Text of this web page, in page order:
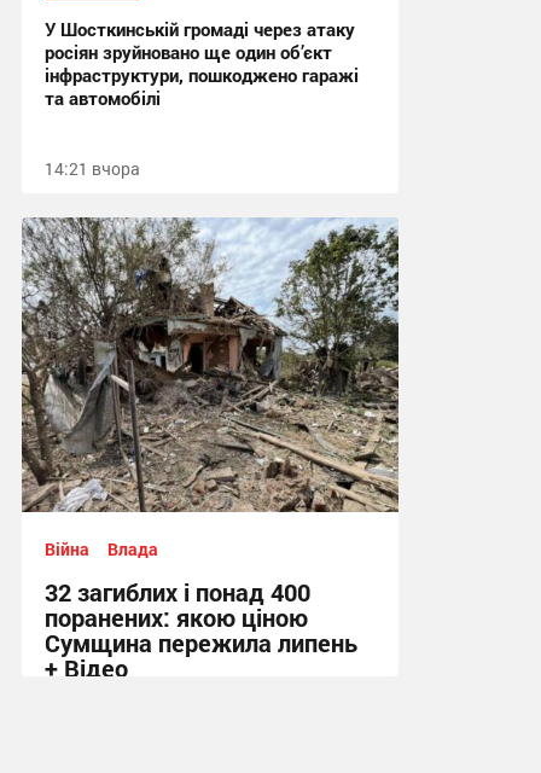
У Шосткинській громаді через атаку
росіян зруйновано ще один об’єкт
інфраструктури, пошкоджено гаражі
та автомобілі
14:21 вчора
Війна Влада
32 загиблих і понад 400
поранених: якою ціною
Сумщина пережила липень
+ Відео